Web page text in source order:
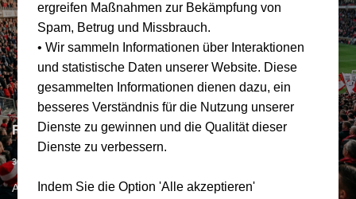
Royal Antwerpen FC vs FC Brügge
30.01.2027
ANR, BE
ergreifen Maßnahmen zur Bekämpfung von
Spam, Betrug und Missbrauch.
• Wir sammeln Informationen über Interaktionen
und statistische Daten unserer Website. Diese
gesammelten Informationen dienen dazu, ein
besseres Verständnis für die Nutzung unserer
Dienste zu gewinnen und die Qualität dieser
Dienste zu verbessern.
Indem Sie die Option 'Alle akzeptieren'